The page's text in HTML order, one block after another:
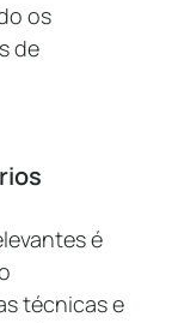
os
de
é
técnicas e